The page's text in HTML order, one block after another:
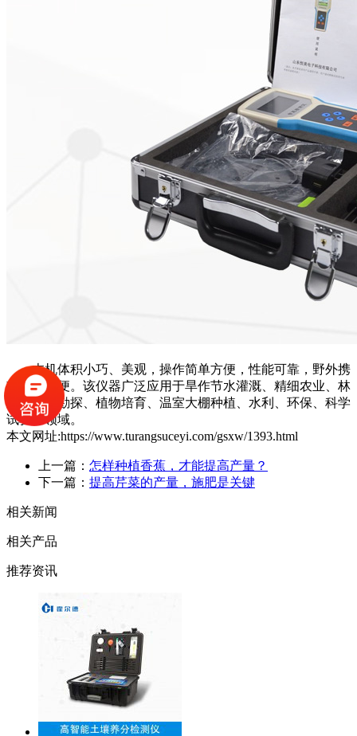
本机体积小巧、美观，操作简单方便，性能可靠，野外携
带极为方便。该仪器广泛应用于旱作节水灌溉、精细农业、林
业、地质勘探、植物培育、温室大棚种植、水利、环保、科学
试验等领域。
本文网址:https://www.turangsuceyi.com/gsxw/1393.html
上一篇： 怎样种植香蕉，才能提高产量？
下一篇： 提高芹菜的产量，施肥是关键
相关新闻
相关产品
推荐资讯